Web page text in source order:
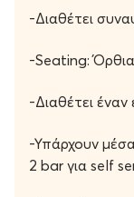
Στις
αισθητική,
επιστροφή,
βρετανικής
-Διαθέτει
-Seating:
-Διαθέτει
-Υπάρχουν
2 bar για self